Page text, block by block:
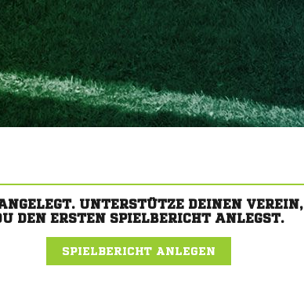
UNTERSTÜTZE DEINEN
DEN ERSTEN SPIELBERICHT ANLEGST.
SPIELBERICHT ANLEGEN